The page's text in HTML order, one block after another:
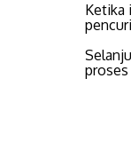
Ketika
proses